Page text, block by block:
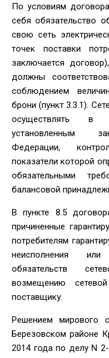
По условиям
себя обязательство
свою сеть
точек поставки
заключается
должны
соблюдением
брони (пункт 3.3.1).
осуществлять в
установленным
Федерации,
показатели которой
обязательными
балансовой
В пункте 8.5
причиненные
потребителям
неисполнения
обязательств
возмещению
поставщику.
Решением мирового
Березовском районе
2014 года по делу N